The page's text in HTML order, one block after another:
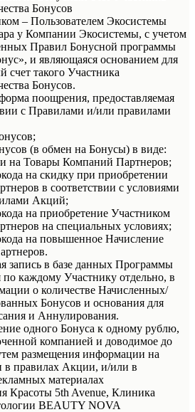
Бонусов
– Пользователем Экосистемы
у Компании Экосистемы, с учетом
Правил Бонусной программы
и являющаяся основанием для
счет такого Участника
Бонусов.
поощрения, предоставляемая
с Правилами и/или правилами
(в обмен на Бонусы) в виде:
на Товары Компаний Партнеров;
на скидку при приобретении
в соответствии с условиями
Акций;
на приобретение Участником
на специальных условиях;
на повышенное Начисление
запись в базе данных Программы
каждому Участнику отдельно, в
о количестве Начисленных/
Бонусов и основания для
и Аннулирования.
одного Бонуса к одному рублю,
компанией и доводимое до
размещения информации на
правилах Акции, и/или в
материалах
Красоты 5th Avenue, Клиника
BEAUTY NOVA